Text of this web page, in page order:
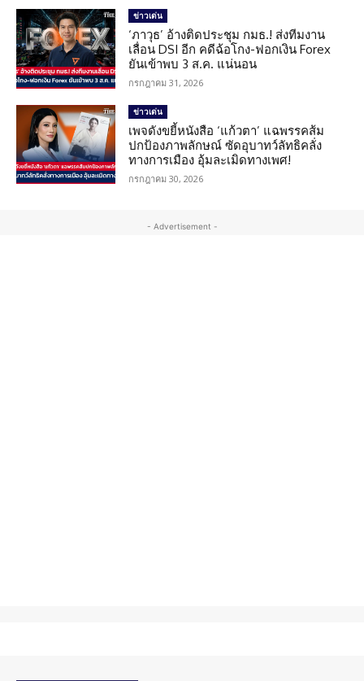
ข่าวเด่น
‘ภาวุธ’ อ้างติดประชุม กมธ.! ส่งทีมงาน
เลื่อน DSI อีก คดีฉ้อโกง-ฟอกเงิน Forex
ยันเข้าพบ 3 ส.ค. แน่นอน
กรกฎาคม 31, 2026
ข่าวเด่น
เพจดังขยี้หนังสือ ‘แก้วตา’ แฉพรรคส้ม
ปกป้องภาพลักษณ์ ซัดอุบาทว์ลัทธิคลั่ง
ทางการเมือง อุ้มละเมิดทางเพศ!
กรกฎาคม 30, 2026
- Advertisement -